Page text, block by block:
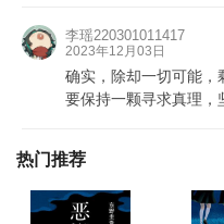
李瑶220301011417
2023年12月03日
确实，除却一切可能，
要保持一颗寻求真理，
热门推荐